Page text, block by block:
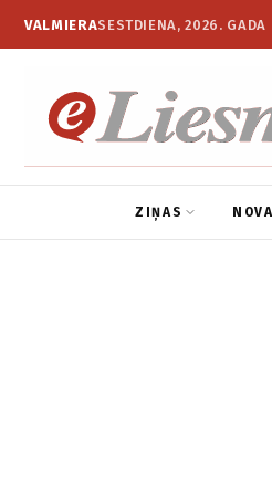
VALMIERASESTDIENA, 2026. GADA
ZIŅAS